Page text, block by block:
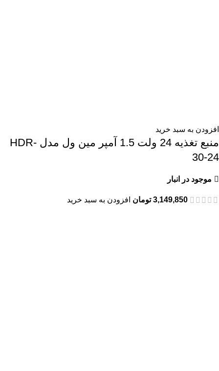
افزودن به سبد خرید
منبع تغذیه 24 ولت 1.5 آمپر مین ول مدل HDR-
30-24
موجود در انبار
3,149,850 تومان افزودن به سبد خرید